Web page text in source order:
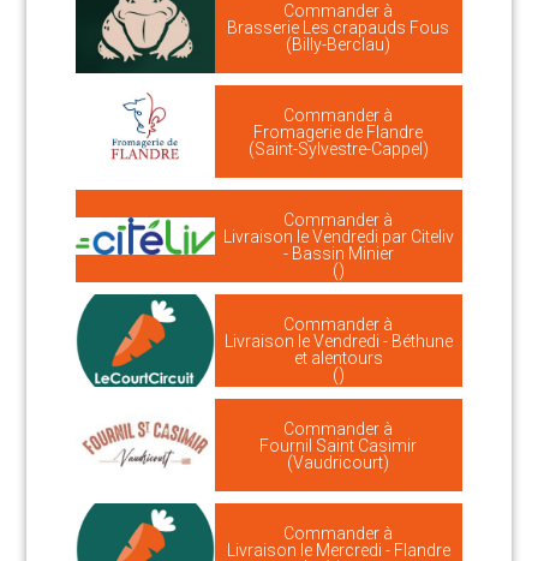
Commander à
Brasserie Les crapauds Fous
(Billy-Berclau)
Commander à
Fromagerie de Flandre
(Saint-Sylvestre-Cappel)
Commander à
Livraison le Vendredi par Citeliv
- Bassin Minier
()
Commander à
Livraison le Vendredi - Béthune
et alentours
()
Commander à
Fournil Saint Casimir
(Vaudricourt)
Commander à
Livraison le Mercredi - Flandre